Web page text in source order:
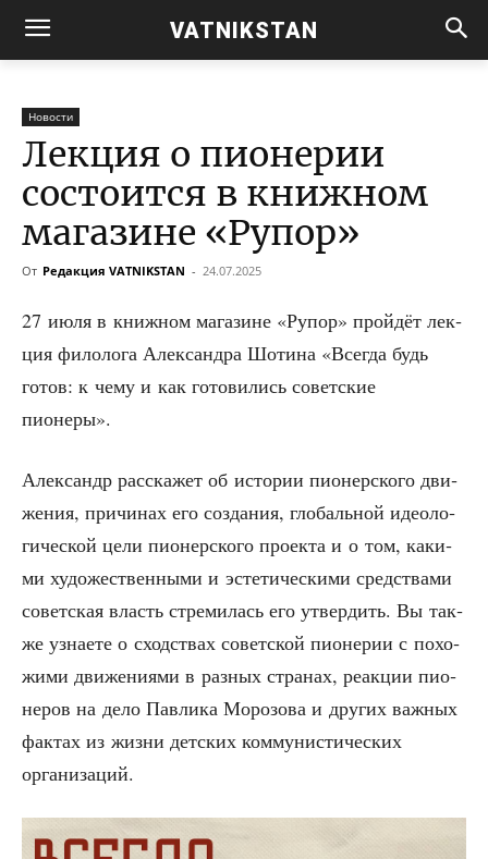
VATNIKSTAN
Новости
Лекция о пионерии
состоится в книжном
магазине «Рупор»
От Редакция VATNIKSTAN - 24.07.2025
27 июля в книж­ном мага­зине «Рупор» прой­дёт лек­
ция фило­ло­га Алек­сандра Шоти­на «Все­гда будь
готов: к чему и как гото­ви­лись совет­ские
пионеры».
Алек­сандр рас­ска­жет об исто­рии пио­нер­ско­го дви­
же­ния, при­чи­нах его созда­ния, гло­баль­ной идео­ло­
ги­че­ской цели пио­нер­ско­го про­ек­та и о том, каки­
ми худо­же­ствен­ны­ми и эсте­ти­че­ски­ми сред­ства­ми
совет­ская власть стре­ми­лась его утвер­дить. Вы так­
же узна­е­те о сход­ствах совет­ской пио­не­рии с похо­
жи­ми дви­же­ни­я­ми в раз­ных стра­нах, реак­ции пио­
не­ров на дело Пав­ли­ка Моро­зо­ва и дру­гих важ­ных
фак­тах из жиз­ни дет­ских ком­му­ни­сти­че­ских
организаций.